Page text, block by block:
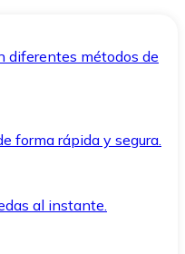
diferentes métodos de
forma rápida y segura.
al instante.